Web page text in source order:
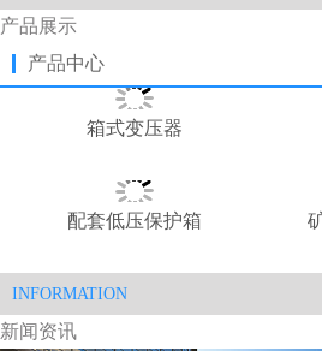
产品展示
产品中心
箱式变压器
配套低压保护箱
INFORMATION
新闻资讯